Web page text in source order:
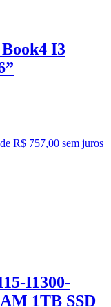
I3
R$ 757,00 sem juros
I1300-
1TB SSD